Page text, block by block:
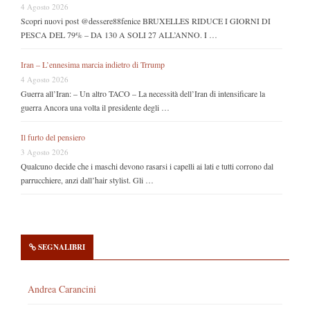
4 Agosto 2026
Scopri nuovi post @dessere88fenice BRUXELLES RIDUCE I GIORNI DI
PESCA DEL 79% – DA 130 A SOLI 27 ALL’ANNO. I …
Iran – L’ennesima marcia indietro di Trrump
4 Agosto 2026
Guerra all’Iran: – Un altro TACO – La necessità dell’Iran di intensificare la
guerra Ancora una volta il presidente degli …
Il furto del pensiero
3 Agosto 2026
Qualcuno decide che i maschi devono rasarsi i capelli ai lati e tutti corrono dal
parrucchiere, anzi dall’hair stylist. Gli …
SEGNALIBRI
Andrea Carancini